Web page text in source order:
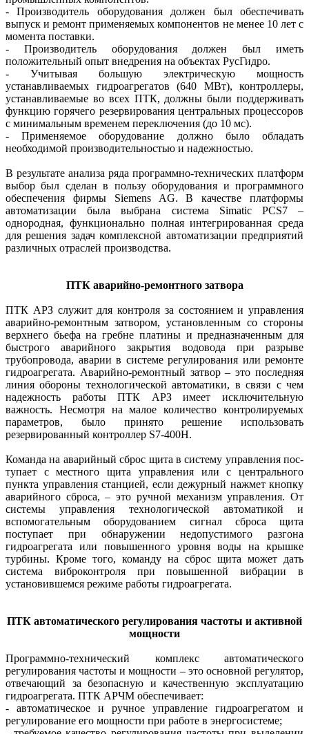
- Производитель оборудования должен был обеспечивать
выпуск и ремонт применяемых компонентов не менее 10 лет с
момента поставки.
- Производитель оборудования должен был иметь
положительный опыт внедрения на объектах РусГидро.
- Учитывая большую электрическую мощность
устанавливаемых гидроагрегатов (640 МВт), конт­роллеры,
устанавливаемые во всех ПТК, должны были поддерживать
функцию горячего резервирования центральных процессоров
с минимальным временем переключения (до 10 мс).
- Применяемое оборудование должно было обладать
необходимой производительностью и надежностью.
В результате анализа ряда программно-технических платформ
выбор был сделан в пользу оборудования и программного
обеспечения фирмы Siemens AG. В качестве платформы
автоматизации была выбрана система Simatic PCS7 –
однородная, функционально полная интегрированная среда
для решения задач комплексной автоматизации предприятий
различных отраслей производства.
ПТК аварийно-ремонтного затвора
ПТК АРЗ служит для контро­ля за состоянием и управления
аварийно-ремонтным затвором, установленным со стороны
верх­него бьефа на гребне платины и предназначенным для
быстрого аварийного закрытия водовода при разрыве
трубопровода, аварии в сис­теме регулирования или ремонте
гидроагрегата. Аварийно-ремонтный затвор – это последняя
линия обороны технологической автоматики, в связи с чем
надежность работы ПТК АРЗ имеет исключительную
важность. Несмотря на малое количество контролируемых
параметров, было принято решение использовать
резервированный контроллер S7-400H.
Команда на аварийный сброс щита в систему управления пос­
тупает с местного щита управления или с центрального
пункта управления станцией, если дежурный нажмет кнопку
аварийного сброса, – это ручной механизм управления. От
системы управления технологической автоматикой и
вспомогательным оборудованием сигнал сброса щита
поступает при обнаружении недопустимого разгона
гидроагрегата или повышенного уровня воды на крышке
турбины. Кроме того, команду на сброс щита может дать
система виброконтроля при повышенной вибрации в
установившемся режиме работы гидроагрегата.
ПТК автоматического регулирования частоты и активной
мощности
Программно-технический комплекс автоматического
регулирования частоты и мощности – это основной регулятор,
отвечающий за безопасную и качественную эксплуатацию
гидроагрегата. ПТК АРЧМ обеспечивает:
- автоматическое и ручное управление гидроагрегатом и
регулирование его мощности при работе в энергосистеме;